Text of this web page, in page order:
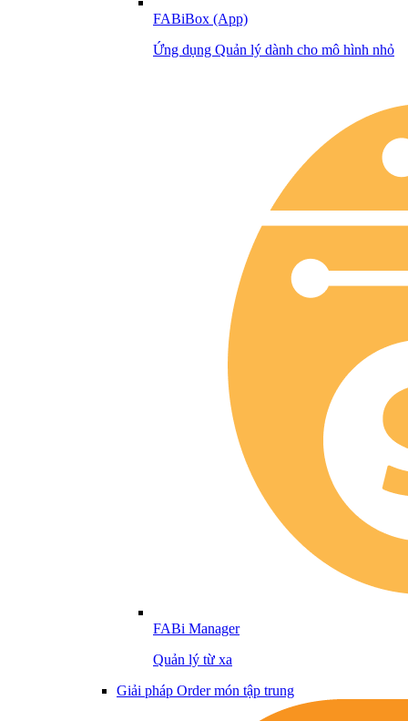
FABiBox (App)
Ứng dụng Quản lý dành cho mô hình nhỏ
FABi Manager
Quản lý từ xa
Giải pháp Order món tập trung